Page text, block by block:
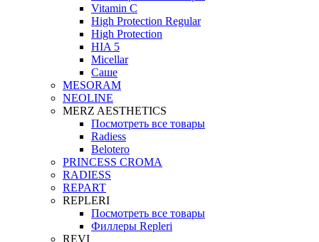
Vitamin C
High Protection Regular
High Protection
HIA 5
Micellar
Саше
MESORAM
NEOLINE
MERZ AESTHETICS
Посмотреть все товары
Radiess
Belotero
PRINCESS CROMA
RADIESS
REPART
REPLERI
Посмотреть все товары
Филлеры Repleri
REVI